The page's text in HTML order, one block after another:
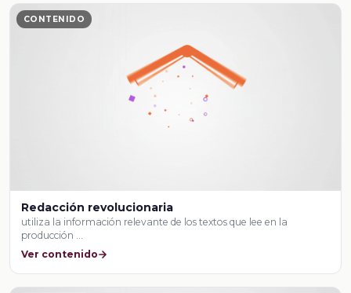
CONTENIDO
Redacción revolucionaria
utiliza la información relevante de los textos que lee en la
producción …
Ver contenido